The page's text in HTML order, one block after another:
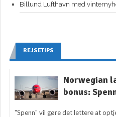
Billund Lufthavn med
REJSETIPS
Norwegian
bonus:
"Spenn" vil gøre det lettere at